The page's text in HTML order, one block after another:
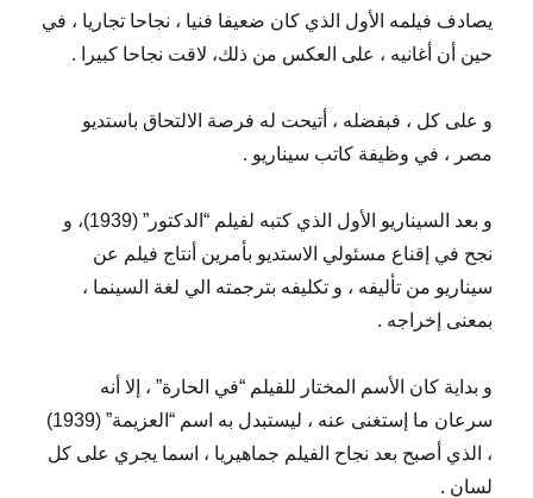
يصادف فيلمه الأول الذي كان ضعيفا فنيا ، نجاحا تجاريا ، في
حين أن أغانيه ، على العكس من ذلك، لاقت نجاحا كبيرا .
و على كل ، فبفضله ، أتيحت له فرصة الالتحاق باستديو
مصر ، في وظيفة كاتب سيناريو .
و بعد السيناريو الأول الذي كتبه لفيلم “الدكتور” (1939)، و
نجح في إقناع مسئولي الاستديو بأمرين أنتاج فيلم عن
سيناريو من تأليفه ، و تكليفه بترجمته الي لغة السينما ،
بمعنى إخراجه .
و بداية كان الأسم المختار للفيلم “في الحارة” ، إلا أنه
سرعان ما إستغنى عنه ، ليستبدل به اسم “العزيمة” (1939)
، الذي أصبح بعد نجاح الفيلم جماهيريا ، اسما يجري على كل
لسان .